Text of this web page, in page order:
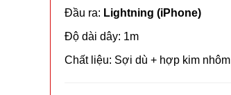
Đầu ra: Lightning (iPhone)
Độ dài dây: 1m
Chất liệu: Sợi dù + hợp kim nhôm